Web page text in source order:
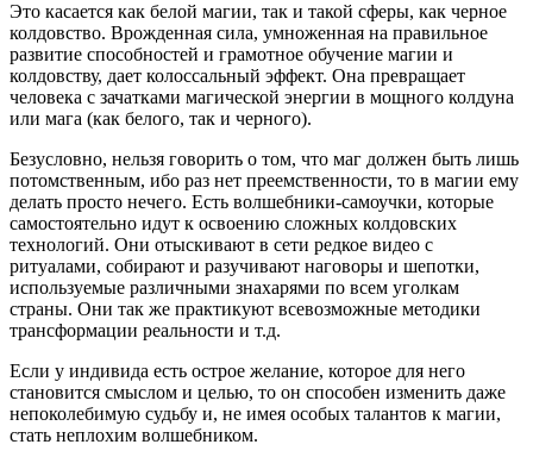
Это касается как белой магии, так и такой сферы, как черное
колдовство. Врожденная сила, умноженная на правильное
развитие способностей и грамотное обучение магии и
колдовству, дает колоссальный эффект. Она превращает
человека с зачатками магической энергии в мощного колдуна
или мага (как белого, так и черного).
Безусловно, нельзя говорить о том, что маг должен быть лишь
потомственным, ибо раз нет преемственности, то в магии ему
делать просто нечего. Есть волшебники-самоучки, которые
самостоятельно идут к освоению сложных колдовских
технологий. Они отыскивают в сети редкое видео с
ритуалами, собирают и разучивают наговоры и шепотки,
используемые различными знахарями по всем уголкам
страны. Они так же практикуют всевозможные методики
трансформации реальности и т.д.
Если у индивида есть острое желание, которое для него
становится смыслом и целью, то он способен изменить даже
непоколебимую судьбу и, не имея особых талантов к магии,
стать неплохим волшебником.